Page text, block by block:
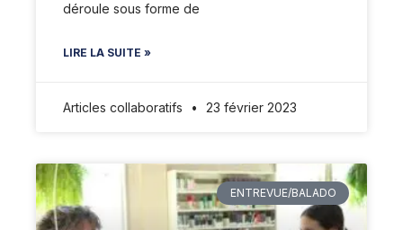
déroule sous forme de
LIRE LA SUITE »
Articles collaboratifs 23 février 2023
ENTREVUE/BALADO